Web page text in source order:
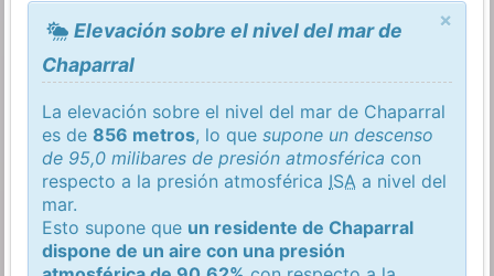
×
Elevación sobre el nivel del mar de
Chaparral
La elevación sobre el nivel del mar de Chaparral
es de856 metros, lo quesupone un descenso
de 95,0 milibares de presión atmosférica con
respecto a la presión atmosférica ISA a nivel del
mar.
Esto supone que un residente de Chaparral
dispone de un aire con una presión